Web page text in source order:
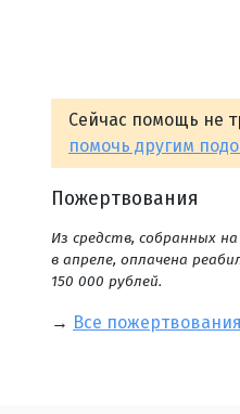
Сейчас помощь не
помочь другим
Пожертвования
Из средств, собранных
в апреле, оплачена
150 000 рублей.
→ Все пожертвования